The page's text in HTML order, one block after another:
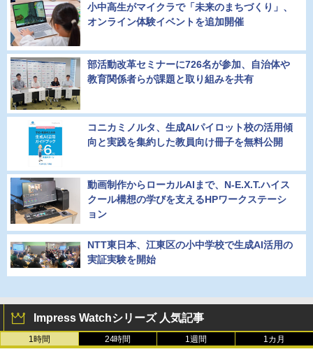
小中高生がマイクラで「未来のまちづくり」、
オンライン体験イベントを追加開催
部活動改革セミナーに726名が参加、自治体や
教育関係者らが課題と取り組みを共有
コニカミノルタ、生成AIパイロット校の活用傾
向と実践を集約した教員向け冊子を無料公開
動画制作からローカルAIまで、N-E.X.T.ハイス
クール構想の学びを支えるHPワークステーシ
ョン
NTT東日本、江東区の小中学校で生成AI活用の
実証実験を開始
Impress Watchシリーズ 人気記事
1時間 24時間 1週間 1カ月